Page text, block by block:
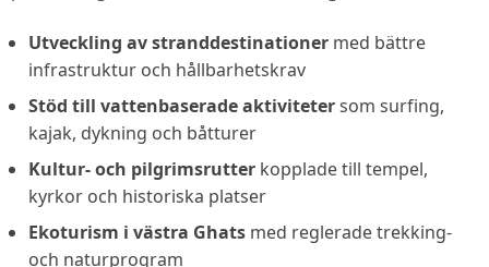
Utveckling av stranddestinationer med bättre
infrastruktur och hållbarhetskrav
Stöd till vattenbaserade aktivitetersom surfing,
kajak, dykning och båtturer
Kultur- och pilgrimsrutter kopplade till tempel,
kyrkor och historiska platser
Ekoturism i västra Ghats med reglerade trekking-
och naturprogram